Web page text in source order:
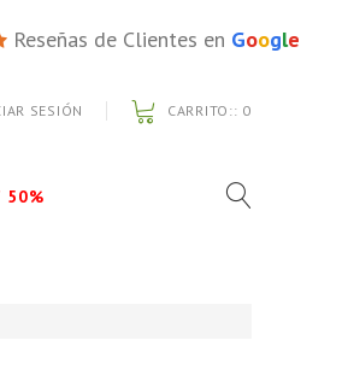
Reseñas de Clientes en Google
SESIÓN CARRITO:: 0
50%